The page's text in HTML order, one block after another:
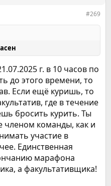
#269
г. в 10 часов по
до этого времени, то
Если ещё куришь, то
где в течение
бросить курить. Ты
членом команды, как и
участие в
Единственная
марафона
а факультативщика!